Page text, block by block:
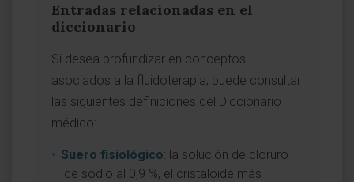
Entradas relacionadas en el
diccionario
Si desea profundizar en conceptos
asociados a la fluidoterapia, puede consultar
las siguientes definiciones del Diccionario
médico:
Suero fisiológico: la solución de cloruro
de sodio al 0,9 %, el cristaloide más